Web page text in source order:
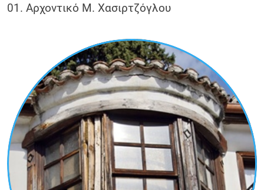
01. Αρχοντικό Μ. Χασιρτζόγλου